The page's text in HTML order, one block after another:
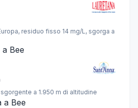
residuo fisso 14 mg/L, sgorga a
Bee
a 1.950 m di altitudine
a Bee